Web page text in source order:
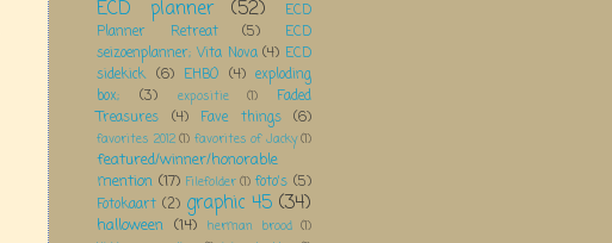
ECD planner (52)
ECD
Planner Retreat
(5)
ECD
seizoenplanner; Vita Nova (4) ECD
sidekick (6) EHBO (4) exploding
box;
(3) expositie (1)
Faded
Treasures
(4) Fave things (6)
favorites 2012 (1) favorites of Jacky (1)
featured/winner/honorable
mention (17) Filefolder (1) foto's (5)
Fotokaart (2) graphic 45 (34)
halloween (14) herman brood (1)